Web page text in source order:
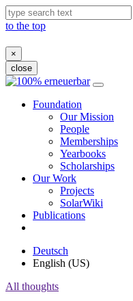
to the top
×
close
Skip
contentFoundation
Our Mission
People
Memberships
Yearbooks
Scholarships
Our Work
Projects
SolarWiki
Publications
Deutsch
English (US)
All thoughts